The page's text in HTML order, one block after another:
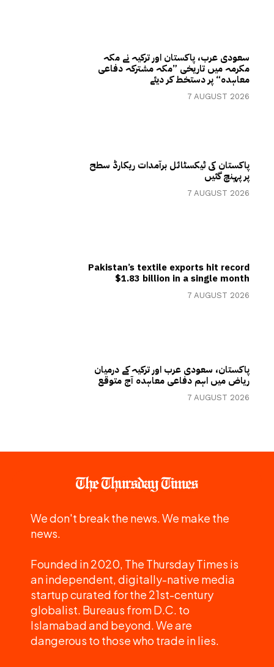
سعودی عرب، پاکستان اور ترکیہ نے مکہ
مکرمہ میں تاریخی ”مکہ مشترکہ دفاعی
معاہدہ“ پر دستخط کر دیئے
7 AUGUST 2026
پاکستان کی ٹیکسٹائل برآمدات ریکارڈ سطح
پر پہنچ گئیں
7 AUGUST 2026
Pakistan’s textile exports hit record
$1.83 billion in a single month
7 AUGUST 2026
پاکستان، سعودی عرب اور ترکیہ کے درمیان
ریاض میں اہم دفاعی معاہدہ آج متوقع
7 AUGUST 2026
We don't break the news. We make the
news.
Founded in 2020, The Thursday Times is
an independent, digitally-native media
startup curated for the 21st-century
globalist. Bureaus from D.C. to
Islamabad and beyond. We are
dangerous to those who trade in lies.